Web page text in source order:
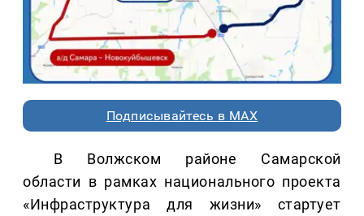
Подписывайтесь в MAX
В Волжском районе Самарской
области в рамках национального проекта
«Инфраструктура для жизни» стартует